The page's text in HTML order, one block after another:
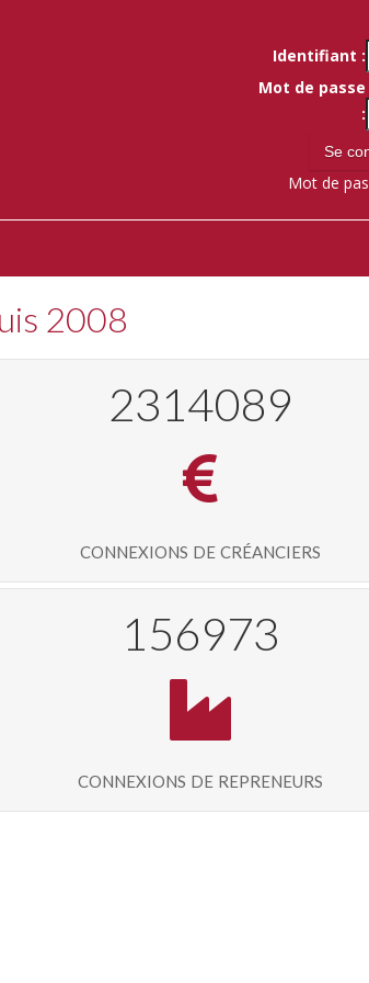
Identifiant :
Mot de passe
:
Mot de
2008
2469494
connexions de créanciers
167515
connexions de repreneurs